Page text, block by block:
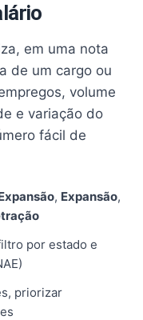
em uma nota
de um cargo ou
volume
e variação do
fácil de
, Expansão,
por estado e
priorizar